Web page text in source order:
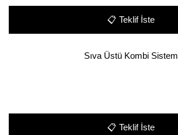
📋 Teklif İste
Sıva Üstü Kombi Sistem
📋 Teklif İste